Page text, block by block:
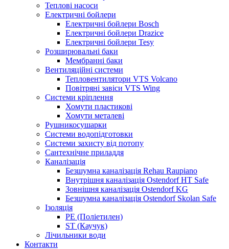
Теплові насоси
Електричні бойлери
Електричні бойлери Bosch
Електричні бойлери Drazice
Електричні бойлери Tesy
Розширювальні баки
Мембранні баки
Вентиляційні системи
Тепловентилятори VTS Volcano
Повітряні завіси VTS Wing
Системи кріплення
Хомути пластикові
Хомути металеві
Рушникосушарки
Системи водопідготовки
Системи захисту від потопу
Сантехнічне приладдя
Каналізація
Безшумна каналізація Rehau Raupiano
Внутрішня каналізація Ostendorf HT Safe
Зовнішня каналізація Ostendorf KG
Безшумна каналізація Ostendorf Skolan Safe
Ізоляція
PE (Поліетилен)
ST (Каучук)
Лічильники води
Контакти